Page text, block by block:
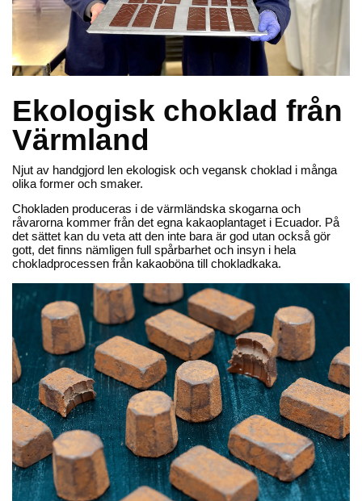
Ekologisk choklad från
Värmland
Njut av handgjord len ekologisk och vegansk choklad i många
olika former och smaker.
Chokladen produceras i de värmländska skogarna och
råvarorna kommer från det egna kakaoplantaget i Ecuador. På
det sättet kan du veta att den inte bara är god utan också gör
gott, det finns nämligen full spårbarhet och insyn i hela
chokladprocessen från kakaoböna till chokladkaka.
och mer rättvis chokladvärld.
Läs mer.
Ekologisk
Wermlands Choklad
Chokladtryffel lakrits
Lägg till 93,70 kr
Wermlands Choklad
Chokladtryffel havssalt
Lägg till
Ekologisk
Wermlands Choklad
Chokladtryffel naturell
Lägg till 93,70 kr
Ekologisk
Wermlands Choklad
Chokladtryffel kaffe
Lägg till 93,70 kr